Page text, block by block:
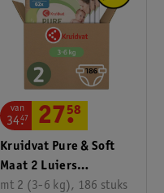
Kruidvat Pure & Soft
Maat 2 Luiers
Volumedoos
mt 2 (3-6 kg), 186 stuks
van
34.
47 27.
58